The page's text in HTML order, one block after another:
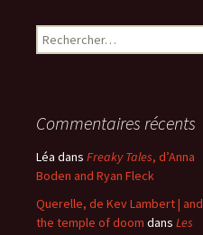
Rechercher :
Commentaires récents
Léa dans Freaky Tales, d’Anna
Boden and Ryan Fleck
Querelle, de Kev Lambert | and
the temple of doom dans Les